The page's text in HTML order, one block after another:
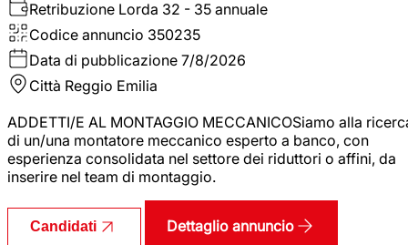
Retribuzione Lorda 32 - 35 annuale
Codice annuncio 350235
Data di pubblicazione 7/8/2026
Città Reggio Emilia
ADDETTI/E AL MONTAGGIO MECCANICOSiamo alla
di un/una montatore meccanico esperto a banco, con
esperienza consolidata nel settore dei riduttori o affini, da
inserire nel team di montaggio.
Candidati Dettaglio annuncio